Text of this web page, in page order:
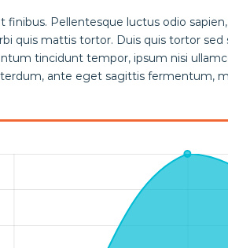
Pellentesque luctus odio
quis mattis tortor. Duis quis tortor
tincidunt tempor, ipsum nisi
ante eget sagittis fermentum,